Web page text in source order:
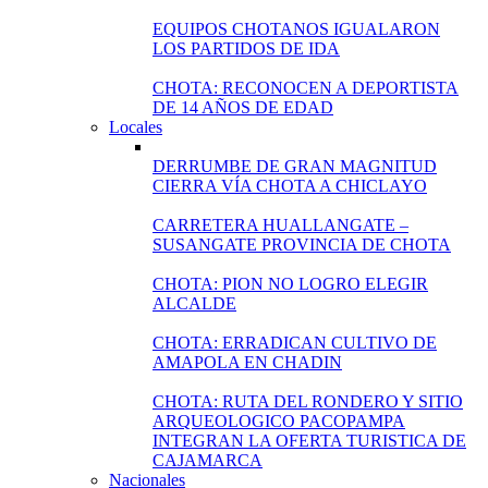
EQUIPOS CHOTANOS IGUALARON
LOS PARTIDOS DE IDA
CHOTA: RECONOCEN A DEPORTISTA
DE 14 AÑOS DE EDAD
Locales
DERRUMBE DE GRAN MAGNITUD
CIERRA VÍA CHOTA A CHICLAYO
CARRETERA HUALLANGATE –
SUSANGATE PROVINCIA DE CHOTA
CHOTA: PION NO LOGRO ELEGIR
ALCALDE
CHOTA: ERRADICAN CULTIVO DE
AMAPOLA EN CHADIN
CHOTA: RUTA DEL RONDERO Y SITIO
ARQUEOLOGICO PACOPAMPA
INTEGRAN LA OFERTA TURISTICA DE
CAJAMARCA
Nacionales